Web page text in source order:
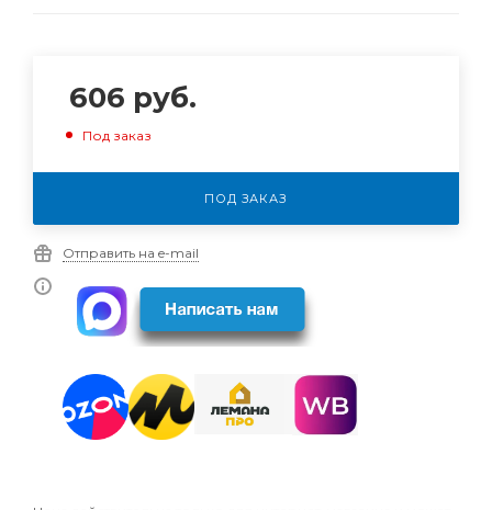
606 руб.
Под заказ
ПОД ЗАКАЗ
Отправить на e-mail